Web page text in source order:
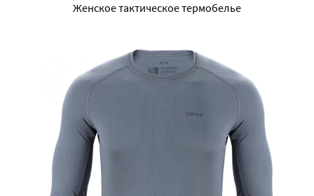
Женское тактическое термобелье